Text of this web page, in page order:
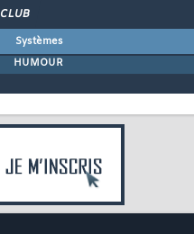
CLUB
Systèmes
HUMOUR